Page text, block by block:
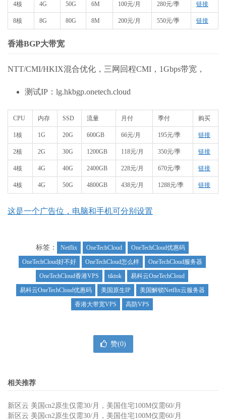
4核 4G 50G 6M 100元/月 280元/季 链接
8核 8G 80G 8M 200元/月 550元/季 链接
香港BGP大带宽
NTT/CMI/HKIX混合优化，三网回程CMI，1Gbps带宽，
测试IP：lg.hkbgp.onetech.cloud
CPU 内存 SSD 流量 月付 季付 购买
1核 1G 20G 600GB 66元/月 195元/季 链接
2核 2G 30G 1200GB 118元/月 350元/季 链接
4核 4G 40G 2400GB 228元/月 670元/季 链接
4核 4G 50G 4800GB 438元/月 1288元/季 链接
这是一个广告位，电脑和手机可分别设置
标签： Netflix OneTechCloud
OneTechCloud优惠码
OneTechCloud好不好
OneTechCloud怎么样
OneTechCloud服务器
OneTechCloud香港VPS
tiktok
易科云OneTechCloud
易科云OneTechCloud优惠码
美国原生IP
美国解锁Netflix云服务器
香港大带宽VPS
高防VPS
赞(0)
相关推荐
新区云 美国cn2原生仅需30/月，美国住宅100M仅需60/月
新区云 美国cn2原生仅需30/月，美国住宅100M仅需60/月